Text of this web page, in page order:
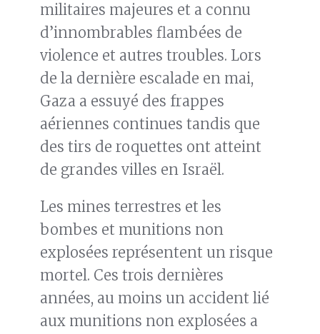
militaires majeures et a connu
d’innombrables flambées de
violence et autres troubles. Lors
de la dernière escalade en mai,
Gaza a essuyé des frappes
aériennes continues tandis que
des tirs de roquettes ont atteint
de grandes villes en Israël.
Les mines terrestres et les
bombes et munitions non
explosées représentent un risque
mortel. Ces trois dernières
années, au moins un accident lié
aux munitions non explosées a